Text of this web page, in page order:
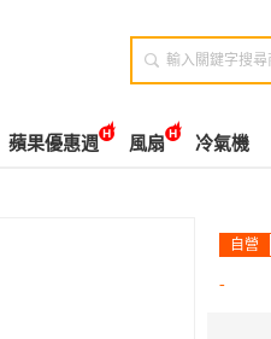

蘋果優惠週 風扇 冷氣機
自營
-